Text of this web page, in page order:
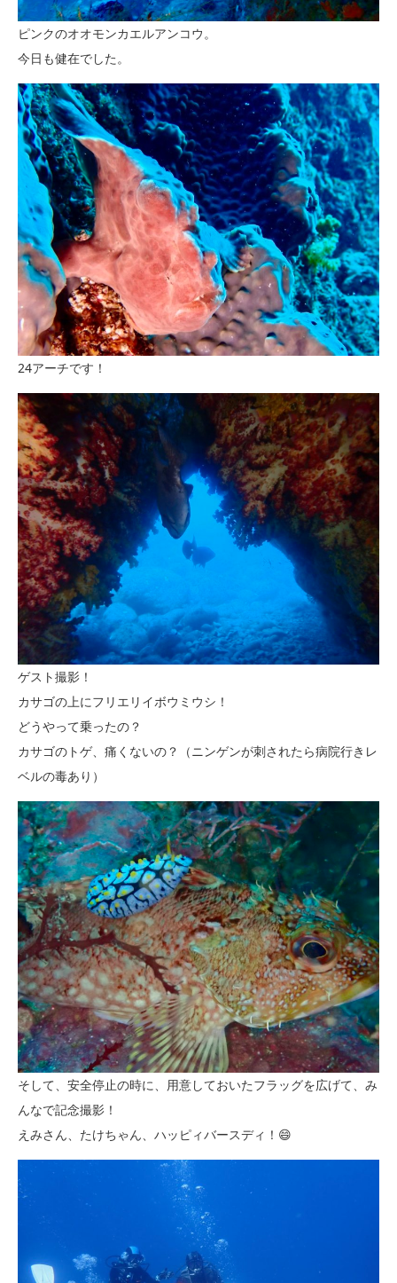
ピンクのオオモンカエルアンコウ。
今日も健在でした。
24アーチです！
ゲスト撮影！
カサゴの上にフリエリイボウミウシ！
どうやって乗ったの？
カサゴのトゲ、痛くないの？（ニンゲンが刺されたら病院行きレ
ベルの毒あり）
そして、安全停止の時に、用意しておいたフラッグを広げて、み
んなで記念撮影！
えみさん、たけちゃん、ハッピィバースディ！😄